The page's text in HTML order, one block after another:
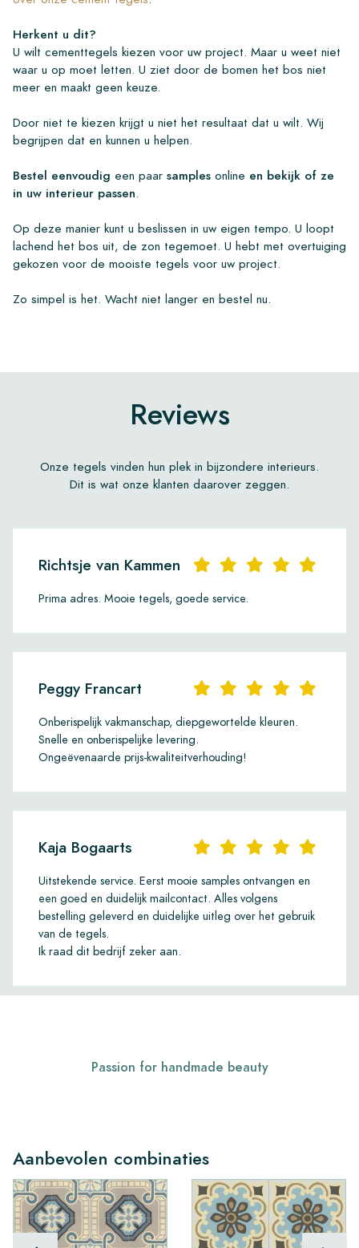
Herkent u dit?
U wilt cementtegels kiezen voor uw project. Maar u weet niet
waar u op moet letten. U ziet door de bomen het bos niet
meer en maakt geen keuze.
Door niet te kiezen krijgt u niet het resultaat dat u wilt. Wij
begrijpen dat en kunnen u helpen.
Bestel eenvoudig een paar samples online en bekijk of ze
in uw interieur passen.
Op deze manier kunt u beslissen in uw eigen tempo. U loopt
lachend het bos uit, de zon tegemoet. U hebt met overtuiging
gekozen voor de mooiste tegels voor uw project.
Zo simpel is het. Wacht niet langer en bestel nu.
Reviews
Onze tegels vinden hun plek in bijzondere interieurs.
Dit is wat onze klanten daarover zeggen.
Richtsje van Kammen
Prima adres. Mooie tegels, goede service.
Peggy Francart
Onberispelijk vakmanschap, diepgewortelde kleuren.
Snelle en onberispelijke levering.
Ongeëvenaarde prijs-kwaliteitverhouding!
Kaja Bogaarts
Uitstekende service. Eerst mooie samples ontvangen en
een goed en duidelijk mailcontact. Alles volgens
bestelling geleverd en duidelijke uitleg over het gebruik
van de tegels.
Ik raad dit bedrijf zeker aan.
Passion for handmade beauty
Aanbevolen combinaties